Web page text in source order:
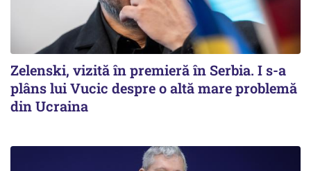
Zelenski, vizită în premieră în Serbia. I s-a
plâns lui Vucic despre o altă mare problemă
din Ucraina